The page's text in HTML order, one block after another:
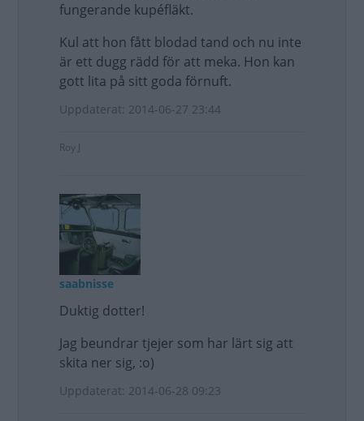
fungerande kupéfläkt.
Kul att hon fått blodad tand och nu inte
är ett dugg rädd för att meka. Hon kan
gott lita på sitt goda förnuft.
Uppdaterat: 2014-06-27 23:44
Roy J
saabnisse
Duktig dotter!
Jag beundrar tjejer som har lärt sig att
skita ner sig, :o)
Uppdaterat: 2014-06-28 09:23